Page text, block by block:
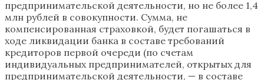
предпринимательской деятельности, но не более 1,4
млн рублей в совокупности. Сумма, не
компенсированная страховкой, будет погашаться в
ходе ликвидации банка в составе требований
кредиторов первой очереди (по счетам
индивидуальных предпринимателей, открытых для
предпринимательской деятельности, — в составе